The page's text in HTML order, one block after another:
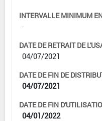
INTERVALLE MINIMUM
-
DATE DE RETRAIT DE
04/07/2021
DATE DE FIN DE
04/07/2021
DATE DE FIN
04/01/2022